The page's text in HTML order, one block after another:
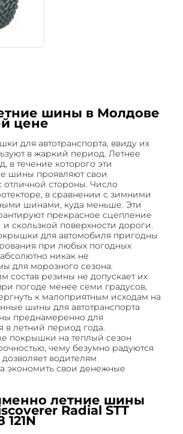
шины в Молдове
цене
для автотранспорта, ввиду их
в жаркий период. Летнее
в течение которого эти
шины проявляют свои
отличной стороны. Число
в сравнении с зимними
шинами, куда меньше. Эти
прекрасное сцепление
скользкой поверхности дороги.
для автомобиля пригодны
при любых погодных
никак не
для морозного сезона.
состав резины не допускает их
погоде менее семи градусов,
к малоприятным исходам на
шины для автотранспорта
преднамеренно для
в летний период года.
покрышки на теплый сезон
чему безумно радуются
водителям
экономить свои денежные
летние шины
Radial STT
121N